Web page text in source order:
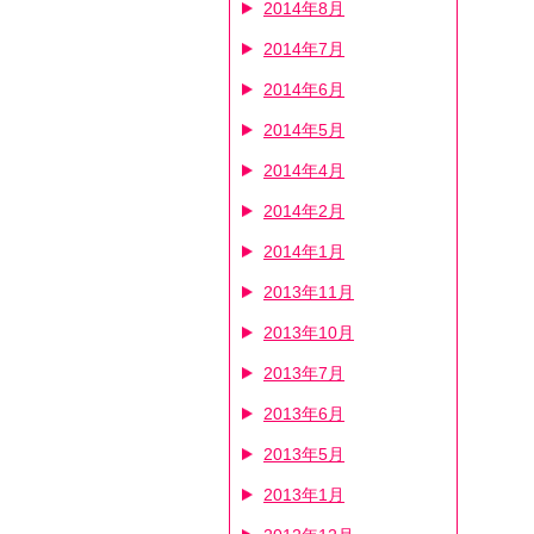
2014年8月
2014年7月
2014年6月
2014年5月
2014年4月
2014年2月
2014年1月
2013年11月
2013年10月
2013年7月
2013年6月
2013年5月
2013年1月